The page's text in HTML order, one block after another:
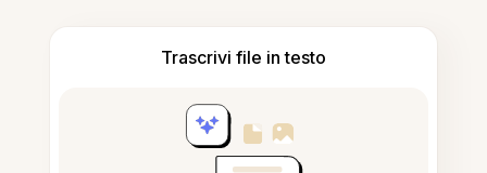
Trascrivi file in testo